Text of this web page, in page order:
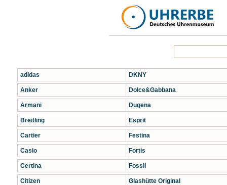
adidas
Anker
Armani
Breitling
Cartier
Casio
Certina
Citizen
DKNY
Dolce&Gabbana
Dugena
Esprit
Festina
Fortis
Fossil
Glashütte Original